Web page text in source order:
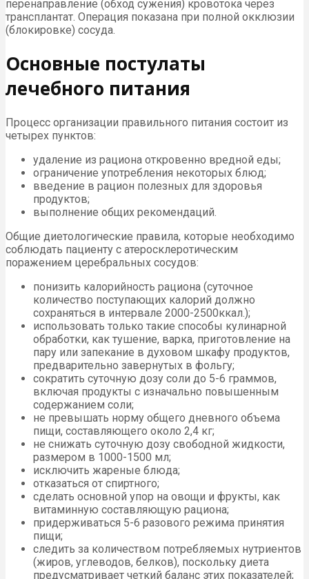
перенаправление (обход сужения) кровотока через
трансплантат. Операция показана при полной окклюзии
(блокировке) сосуда.
Основные постулаты
лечебного питания
Процесс организации правильного питания состоит из
четырех пунктов:
удаление из рациона откровенно вредной еды;
ограничение употребления некоторых блюд;
введение в рацион полезных для здоровья
продуктов;
выполнение общих рекомендаций.
Общие диетологические правила, которые необходимо
соблюдать пациенту с атеросклеротическим
поражением церебральных сосудов:
понизить калорийность рациона (суточное
количество поступающих калорий должно
сохраняться в интервале 2000-2500ккал.);
использовать только такие способы кулинарной
обработки, как тушение, варка, приготовление на
пару или запекание в духовом шкафу продуктов,
предварительно завернутых в фольгу;
сократить суточную дозу соли до 5-6 граммов,
включая продукты с изначально повышенным
содержанием соли;
не превышать норму общего дневного объема
пищи, составляющего около 2,4 кг;
не снижать суточную дозу свободной жидкости,
размером в 1000-1500 мл;
исключить жареные блюда;
отказаться от спиртного;
сделать основной упор на овощи и фрукты, как
витаминную составляющую рациона;
придерживаться 5-6 разового режима принятия
пищи;
следить за количеством потребляемых нутриентов
(жиров, углеводов, белков), поскольку диета
предусматривает четкий баланс этих показателей;